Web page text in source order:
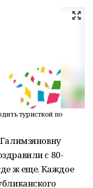
туристкой по
с 80-
ж еще. Каждое